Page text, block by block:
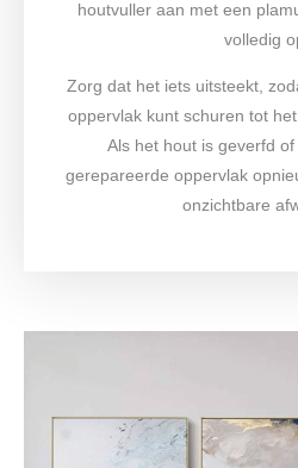
houtvuller aan met een
volledig
Zorg dat het iets uitsteekt,
oppervlak kunt schuren tot
Als het hout is geverfd
gerepareerde oppervlak
onzichtbare